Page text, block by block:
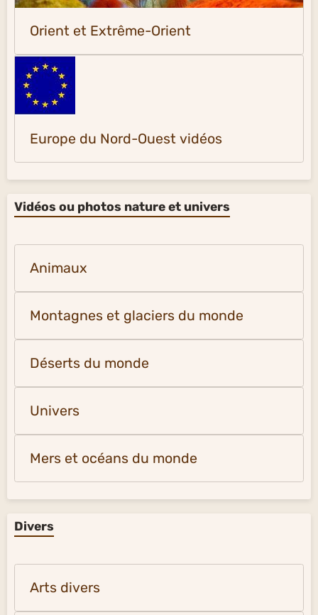
Orient et Extrême-Orient
Europe du Nord-Ouest vidéos
Vidéos ou photos nature et univers
Animaux
Montagnes et glaciers du monde
Déserts du monde
Univers
Mers et océans du monde
Divers
Arts divers